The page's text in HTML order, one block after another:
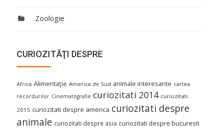
Zoologie
CURIOZITĂŢI DESPRE
Africa Alimentaţie America de Sud animale interesante cartea
recordurilor Cinematografie curiozitati 2014 curiozitati
2015 curiozitati despre america curiozitati despre
animale curiozitati despre asia curiozitati despre bucuresti